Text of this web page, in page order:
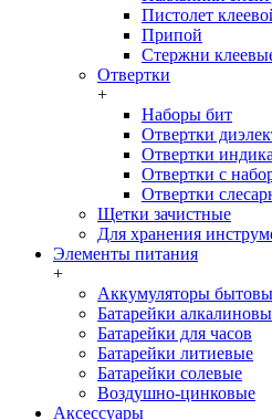
Пистолет
Припой
Стержни
Отвертки
+
Наборы бит
Отвертки
Отвертки
Отвертки с
Отвертки
Щетки зачистные
Для хранения
Элементы питания
+
Аккумуляторы
Батарейки
Батарейки для часов
Батарейки литиевые
Батарейки солевые
Воздушно-цинковые
Аксессуары